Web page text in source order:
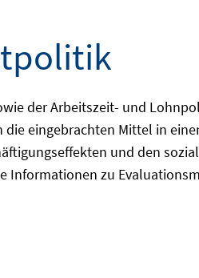
der Arbeitszeit- und
eingebrachten Mittel in
und den
Informationen zu